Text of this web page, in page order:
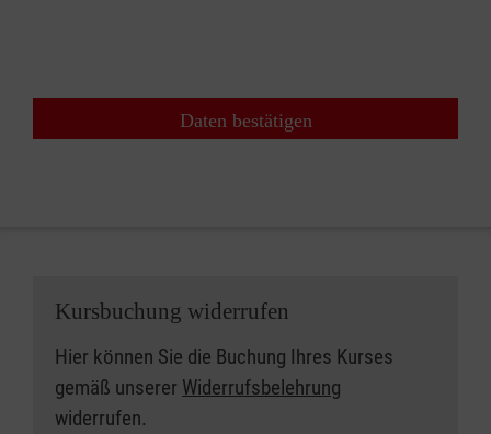
Daten bestätigen
Kursbuchung widerrufen
Hier können Sie die Buchung Ihres Kurses
gemäß unserer Widerrufsbelehrung
widerrufen.